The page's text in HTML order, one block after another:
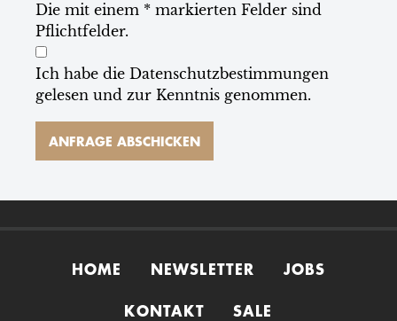
Die mit einem * markierten Felder sind
Pflichtfelder.
Ich habe die Datenschutzbestimmungen
gelesen und zur Kenntnis genommen.
HOME NEWSLETTER JOBS
KONTAKT SALE